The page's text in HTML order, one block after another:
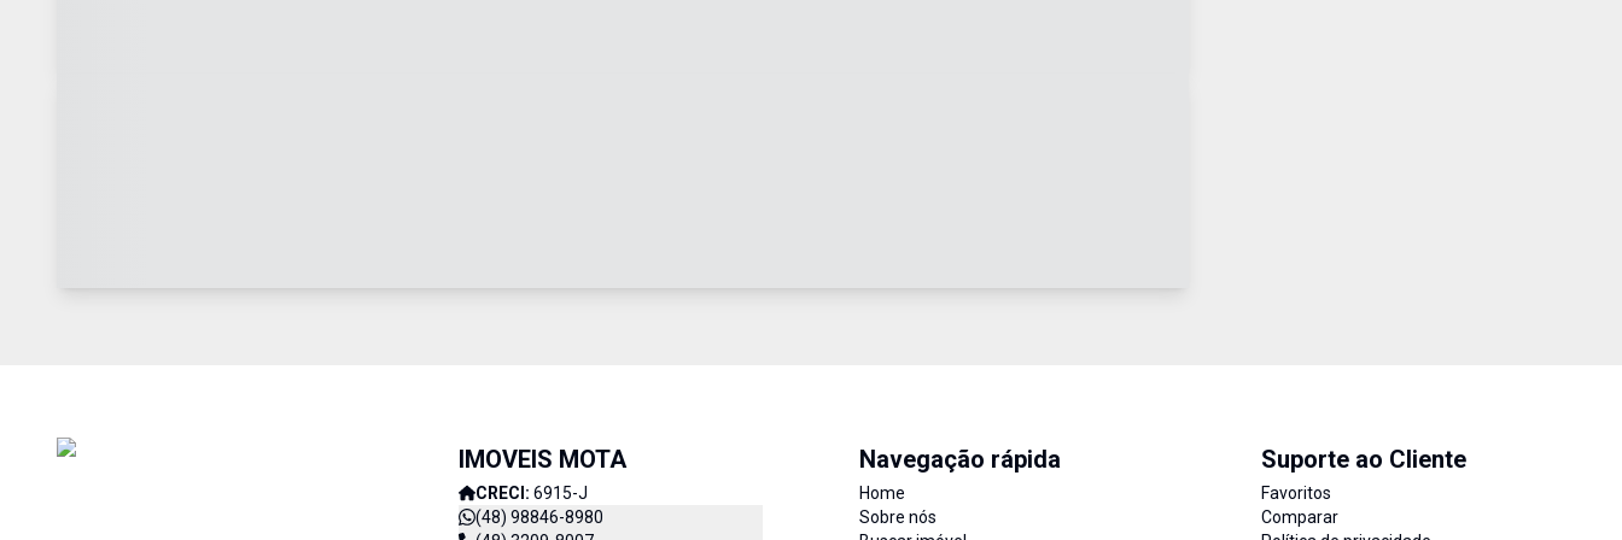
IMOVEIS MOTA
CRECI: 6915-J
(48) 98846-8980
Navegação rápida
Home
Sobre nós
Suporte ao Cliente
Favoritos
Comparar